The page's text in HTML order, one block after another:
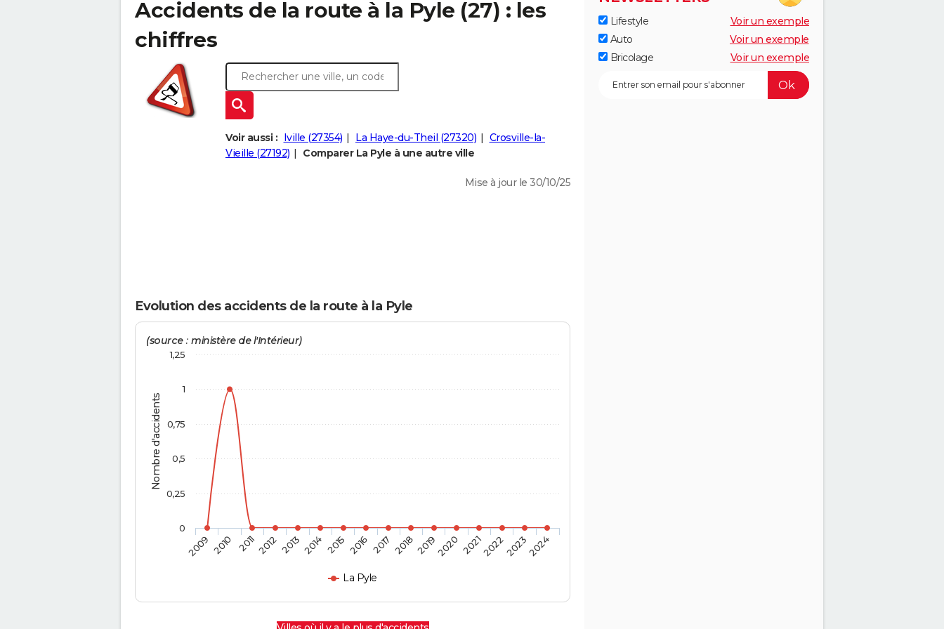
Accidents de la route à la Pyle (27) : les
chiffres
Voir aussi : Iville (27354) La Haye-du-Theil (27320)
Crosville-la-
Vieille (27192)
Comparer La Pyle à une autre ville
Mise à jour le 30/10/25
Evolution des accidents de la route à la Pyle
Nombre d'accidents
(source : ministère de l'Intérieur)
La Pyle
2009 2010 20112012 2013 2014 2015 2016 2017 201820192020 2021202220232024
0
0,25
0,5
0,75
1
1,25
Lifestyle
Voir un exemple
Auto
Voir un exemple
Bricolage
Voir un exemple